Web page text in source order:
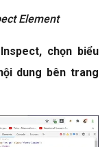
Element
chọn biểu
dung bên trang